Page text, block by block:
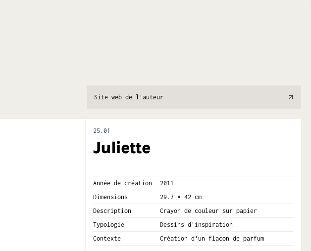
Site web de l'auteur
25.01
Juliette
Année de création
2011
Dimensions
29.7 × 42 cm
Description
Crayon de couleur sur papier
Typologie
Dessins d'inspiration
Contexte
Création d'un flacon de parfum